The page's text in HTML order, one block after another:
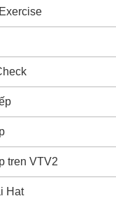
tren VTV2
Hat